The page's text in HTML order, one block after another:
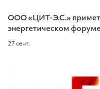
ООО «ЦИТ-Э.С.» примет
энергетическом форуме
27 сент.